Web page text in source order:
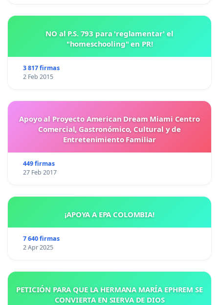
NO al P.S. 793 para 'reglamentar' el
"homeschooling" en PR!
3 817 firmas
2 Feb 2015
Apoyo al Proyecto American Dream Miami Centro
Comercial, Gastronómico, Cultural y de
Entretenimiento Familiar
449 firmas
27 Feb 2017
¡APOYA A EPA COLOMBIA!
7 640 firmas
2 Apr 2025
PETICIÓN PARA QUE LA HERMANA MARÍA EPHREM SE
CONVIERTA EN SIERVA DE DIOS